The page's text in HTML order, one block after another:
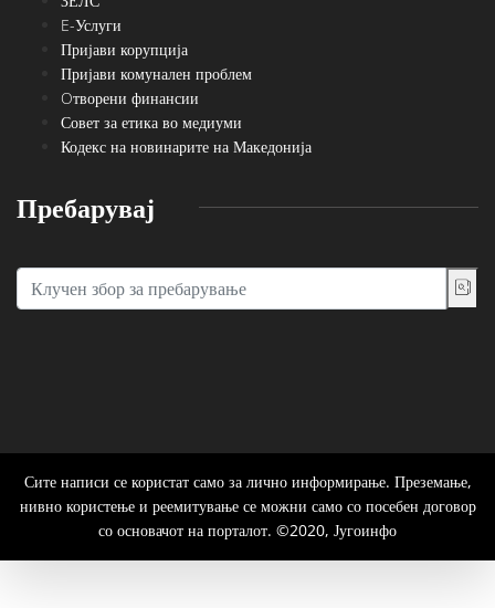
E-Услуги
Пријави корупција
Пријави комунален проблем
Oтворени финансии
Совет за етика во медиуми
Кодекс на новинарите на Македонија
Пребарувај
Сите написи се користат само за лично информирање. Преземање,
нивно користење и реемитување се можни само со посебен договор
со основачот на порталот. ©2020, Југоинфо